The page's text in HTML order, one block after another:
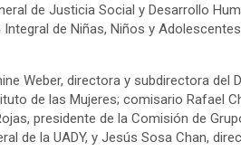
de Justicia Social y Desarrollo
de Niñas, Niños y
Weber, directora y subdirectora del
de las Mujeres; comisario Rafael
presidente de la Comisión de
de la UADY, y Jesús Sosa Chan,